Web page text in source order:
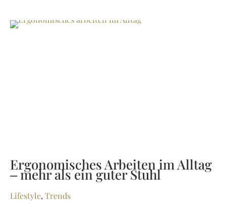
Ergonomisches Arbeiten im Alltag
– mehr als ein guter Stuhl
Lifestyle, Trends